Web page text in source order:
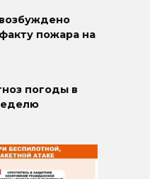
пожара на
погоды в